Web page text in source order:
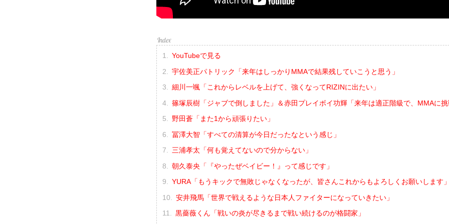
YouTubeで見る
宇佐美正パトリック「来年はしっかりMMAで結果残していこうと思う」
細川一颯「これからレベルを上げて、強くなってRIZINに出たい」
篠塚辰樹「ジャブで倒しました」＆赤田プレイボイ功輝「来年は適正階級で、MMAに挑
野田蒼「また1から頑張りたい」
冨澤大智「すべての清算が今日だったなという感じ」
三浦孝太「何も覚えてないので分からない」
朝久泰央「『やったぜベイビー！』って感じです」
YURA「もうキックで無敗じゃなくなったが、皆さんこれからもよろしくお願いします」
安井飛馬「世界で戦えるような日本人ファイターになっていきたい」
黒薔薇くん「戦いの炎が尽きるまで戦い続けるのが格闘家」